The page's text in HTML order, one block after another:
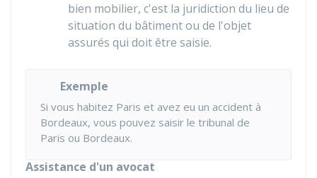
bien mobilier, c'est la juridiction du lieu de
situation du bâtiment ou de l'objet
assurés qui doit être saisie.
Exemple
Si vous habitez Paris et avez eu un accident à
Bordeaux, vous pouvez saisir le tribunal de
Paris ou Bordeaux.
Assistance d'un avocat